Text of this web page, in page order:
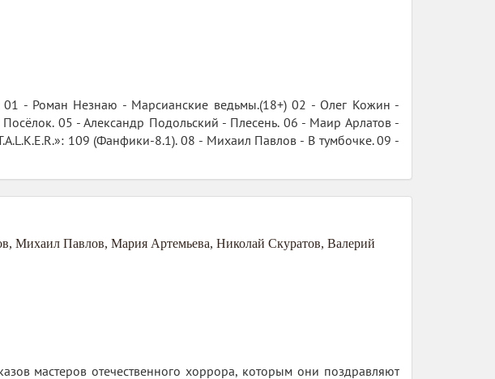
- Роман Незнаю - Марсианские ведьмы.(18+) 02 - Олег Кожин -
05 - Александр Подольский - Плесень. 06 - Маир Арлатов -
109 (Фанфики-8.1). 08 - Михаил Павлов - В тумбочке. 09 -
, Михаил Павлов, Мария Артемьева, Николай Скуратов, Валерий
мастеров отечественного хоррора, которым они поздравляют